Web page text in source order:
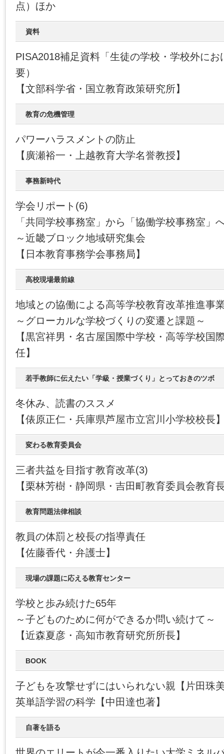
点）ほか
資料
PISA2018補足資料「生徒の学校・学校外に
要）
【文部科学省・国立教育政策研究所】
教育の危機管理
パワーハラスメントの防止
【廣瀬裕一・上越教育大学名誉教授】
事務新時代
学会リポート(6)
「共同学校事務室」から「協働学校事務室」
～近畿ブロック地域研究集会
【日本教育事務学会事務局】
高校現場最前線
地域との協働による高等学校教育改革推進
～グローカルな学校づくりの変遷と課題～
【黒宮祥男・名古屋国際中学校・高等学校国
任】
若手教師に伝えたい「学級・授業づくり」とっておきのツボ
冬休み、読書のススメ
【俵原正仁・兵庫県芦屋市立宮川小学校校長
変わる教育委員会
三者共益を目指す教育改革(3)
【栗林芳樹・静岡県・吉田町教育委員会教育
教育問題法律相談
教員の体罰と校長の指導責任
【佐藤香代・弁護士】
現場の課題に応える教育センター
学校と歩み続けた65年
～子どものために何ができるか問い続けて
【近森夏彦・高知市教育研究所所長】
BOOK
子どもを攻撃せずにはいられない親【片田珠
英単語学習の科学【中田達也著】
自著を語る